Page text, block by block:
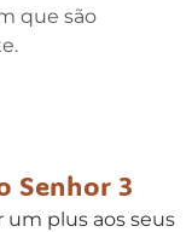
que são
Senhor 3
um plus aos seus